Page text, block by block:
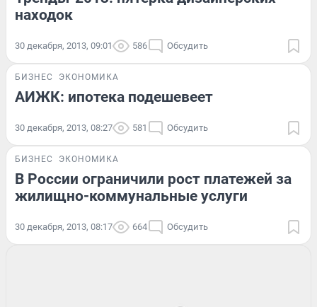
находок
30 декабря, 2013, 09:01 586 Обсудить
БИЗНЕС ЭКОНОМИКА
АИЖК: ипотека подешевеет
30 декабря, 2013, 08:27 581 Обсудить
БИЗНЕС ЭКОНОМИКА
В России ограничили рост платежей за
жилищно-коммунальные услуги
30 декабря, 2013, 08:17 664 Обсудить